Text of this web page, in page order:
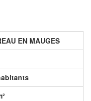
EN MAUGES